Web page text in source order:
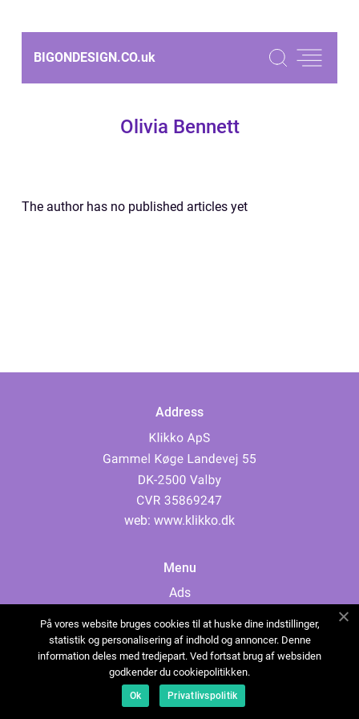
BIGONDESIGN.CO.uk
Olivia Bennett
The author has no published articles yet
Address
web: www.klikko.dk
Menu
Ads
Cookies
Contact
Sitemap
På vores website bruges cookies til at huske dine indstillinger,
statistik og personalisering af indhold og annoncer. Denne
information deles med tredjepart. Ved fortsat brug af websiden
godkender du cookiepolitikken.
Ok Privatlivspolitik